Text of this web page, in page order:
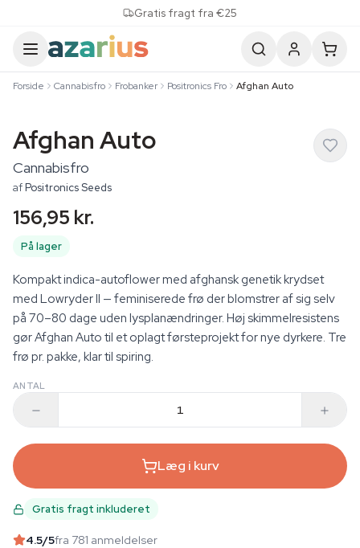
Gratis fragt fra €25
Forside Cannabisfro Frobanker Positronics Fro Afghan Auto
Afghan Auto
Cannabisfro
afPositronics Seeds
156,95 kr.
På lager
Kompakt indica-autoflower med afghansk genetik krydset
med Lowryder II — feminiserede frø der blomstrer af sig selv
på 70–80 dage uden lysplanændringer. Høj skimmelresistens
gør Afghan Auto til et oplagt førsteprojekt for nye dyrkere. Tre
frø pr. pakke, klar til spiring.
ANTAL
Læg i kurv
Gratis fragt inkluderet
4.5/5fra 781 anmeldelser